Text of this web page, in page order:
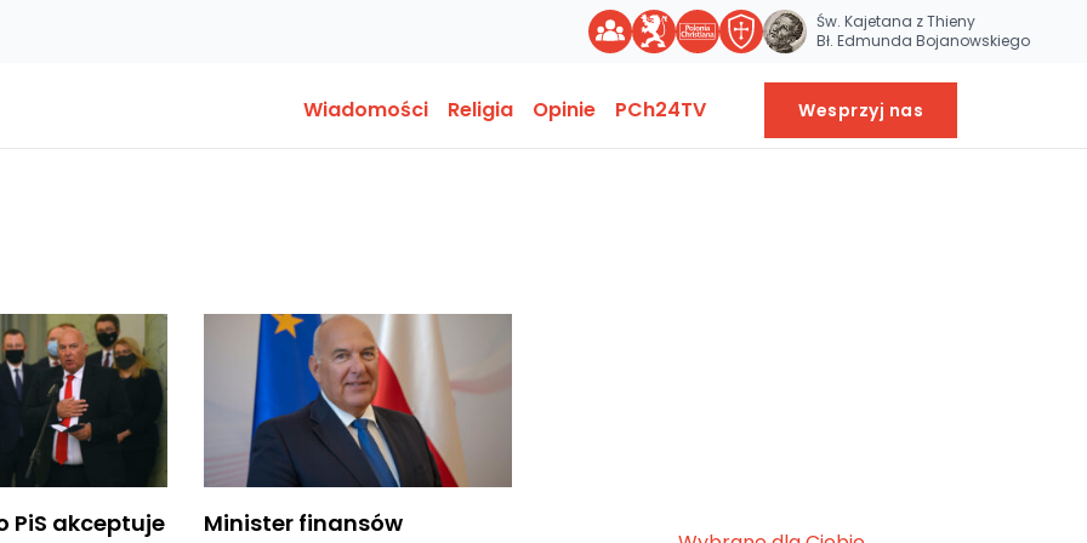
Św. Kajetana z Thieny
Bł. Edmunda Bojanowskiego
Wiadomości Religia Opinie PCh24TV Wesprzyj nas
PiS akceptuje
Minister finansów